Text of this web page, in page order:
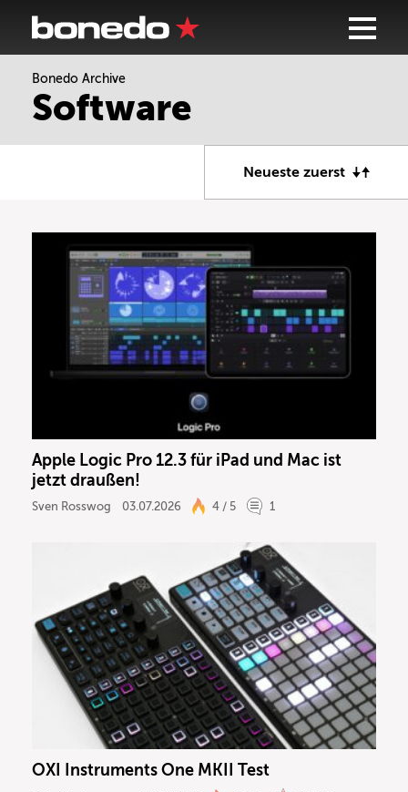
Bonedo Archive
Software
Neueste zuerst
Apple Logic Pro 12.3 für iPad und Mac ist
jetzt draußen!
Sven Rosswog 03.07.2026 4 / 5 1
OXI Instruments One MKII Test